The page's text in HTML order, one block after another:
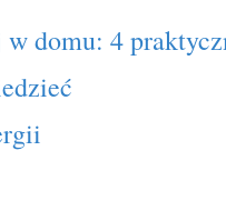
domu: 4